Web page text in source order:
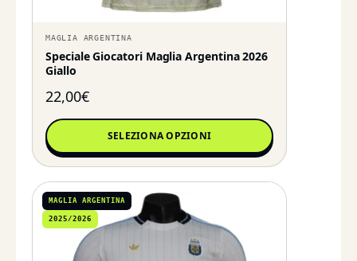
MAGLIA ARGENTINA
Speciale Giocatori Maglia Argentina 2026
Giallo
22,00€
SELEZIONA OPZIONI
MAGLIA ARGENTINA
2025/2026